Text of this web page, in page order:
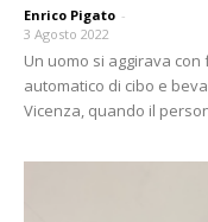
Enrico Pigato -
3 Agosto 2022
Un uomo si aggirava
automatico di cibo e
Vicenza, quando il